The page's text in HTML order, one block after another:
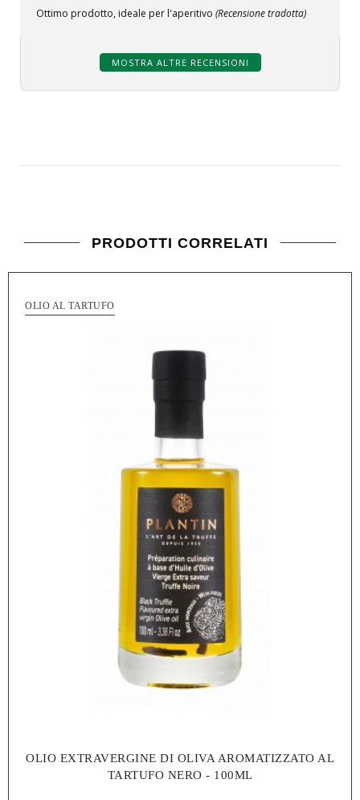
Ottimo prodotto, ideale per l'aperitivo (Recensione tradotta)
MOSTRA ALTRE RECENSIONI
PRODOTTI CORRELATI
OLIO AL TARTUFO
OLIO EXTRAVERGINE DI OLIVA AROMATIZZATO AL
TARTUFO NERO - 100ML